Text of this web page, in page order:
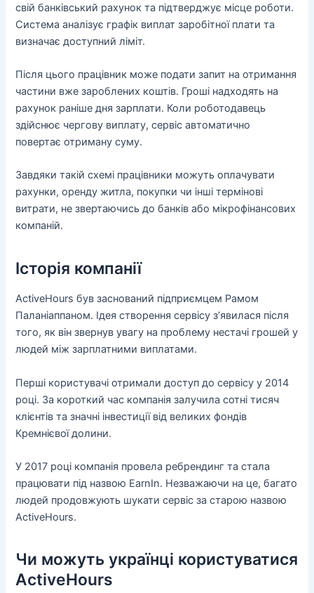
свій банківський рахунок та підтверджує місце роботи.
Система аналізує графік виплат заробітної плати та
визначає доступний ліміт.
Після цього працівник може подати запит на отримання
частини вже зароблених коштів. Гроші надходять на
рахунок раніше дня зарплати. Коли роботодавець
здійснює чергову виплату, сервіс автоматично
повертає отриману суму.
Завдяки такій схемі працівники можуть оплачувати
рахунки, оренду житла, покупки чи інші термінові
витрати, не звертаючись до банків або мікрофінансових
компаній.
Історія компанії
ActiveHours був заснований підприємцем Рамом
Паланіаппаном. Ідея створення сервісу з’явилася після
того, як він звернув увагу на проблему нестачі грошей у
людей між зарплатними виплатами.
Перші користувачі отримали доступ до сервісу у 2014
році. За короткий час компанія залучила сотні тисяч
клієнтів та значні інвестиції від великих фондів
Кремнієвої долини.
У 2017 році компанія провела ребрендинг та стала
працювати під назвою EarnIn. Незважаючи на це, багато
людей продовжують шукати сервіс за старою назвою
ActiveHours.
Чи можуть українці користуватися
ActiveHours